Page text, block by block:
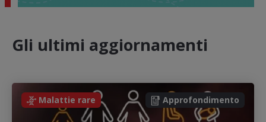
Gli ultimi aggiornamenti
Malattie rare Approfondimento